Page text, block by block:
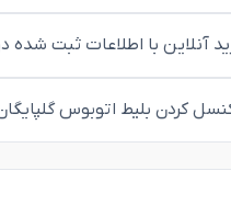
آنلاین با اطلاعات ثبت شده